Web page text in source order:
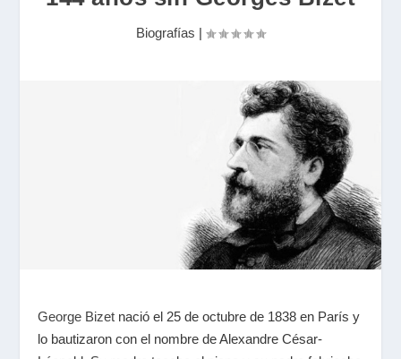
Biografías |
George Bizet nació el 25 de octubre de 1838 en París y
lo bautizaron con el nombre de Alexandre César-